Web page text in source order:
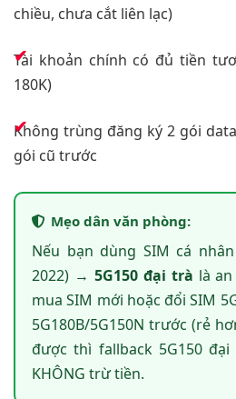
chiều, chưa cắt liên lạc)
Tài khoản chính có đủ tiền
180K)
Không trùng đăng ký 2 gói
gói cũ trước
Mẹo dân văn phòng:
Nếu bạn dùng SIM cá
2022) → 5G150 đại trà là
mua SIM mới hoặc đổi SIM
5G180B/5G150N trước (rẻ
được thì fallback 5G150
KHÔNG trừ tiền.